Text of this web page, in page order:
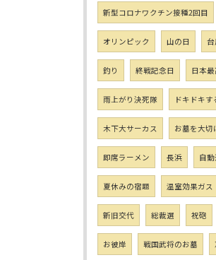
新型コロナワクチン接種2回目
オリンピック 山の日
釣り 終戦記念日 日本
雨上がり決死隊 ドキドキす
木下大サーカス お墓を大切
即席ラーメン 長浜 自
夏休みの宿題 温室効果ガス
新旧交代 総裁選 祝砲
お彼岸 戦国武将のお墓